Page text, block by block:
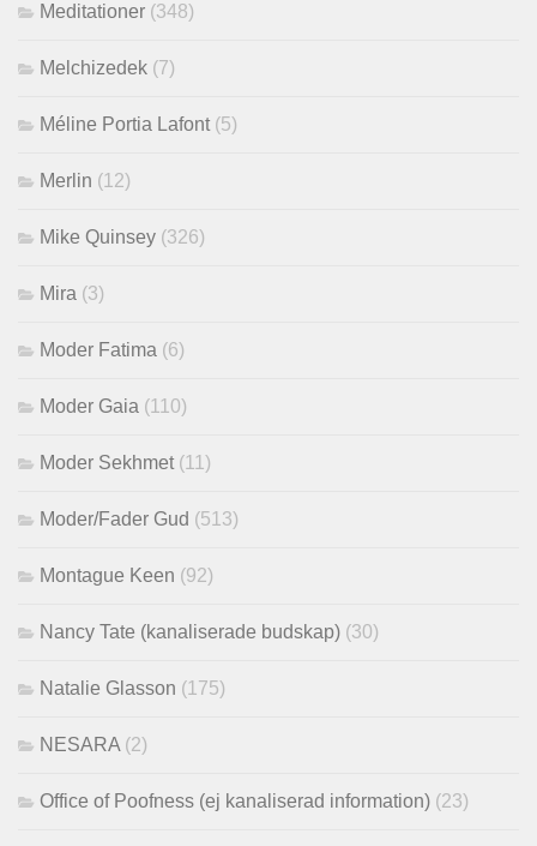
Meditationer (348)
Melchizedek (7)
Méline Portia Lafont(5)
Merlin (12)
Mike Quinsey (326)
Mira (3)
Moder Fatima (6)
Moder Gaia (110)
Moder Sekhmet(11)
Moder/Fader Gud (513)
Montague Keen (92)
Nancy Tate (kanaliserade budskap) (30)
Natalie Glasson (175)
NESARA(2)
Office of Poofness (ej kanaliserad information) (23)